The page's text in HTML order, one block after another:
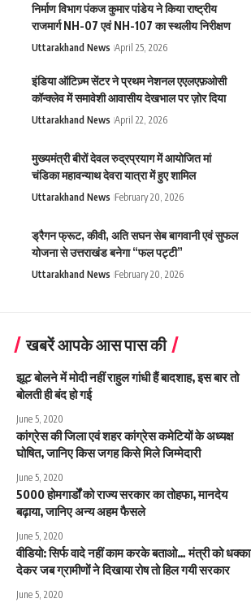
निर्माण विभाग पंकज कुमार पांडेय ने किया राष्ट्रीय
राजमार्ग NH-07 एवं NH-107 का स्थलीय निरीक्षण
Uttarakhand News April 25, 2026
इंडिया ऑटिज़्म सेंटर ने प्रथम नेशनल एएलएफ़ओसी
कॉन्क्लेव में समावेशी आवासीय देखभाल पर ज़ोर दिया
Uttarakhand News April 22, 2026
मुख्यमंत्री बीरों देवल रुद्रप्रयाग में आयोजित मां
चंडिका महावन्याथ देवरा यात्रा में हुए शामिल
Uttarakhand News February 20, 2026
ड्रैगन फ्रूट, कीवी, अति सघन सेब बागवानी एवं सुफल
योजना से उत्तराखंड बनेगा “फल पट्टी”
Uttarakhand News February 20, 2026
खबरें आपके आस पास की
झूट बोलने में मोदी नहीं राहुल गांधी हैं बादशाह, इस बार तो
बोलती ही बंद हो गई
June 5, 2020
कांग्रेस की जिला एवं शहर कांग्रेस कमेटियों के अध्यक्ष
घोषित, जानिए किस जगह किसे मिले जिम्मेदारी
June 5, 2020
5000 होमगार्डों को राज्य सरकार का तोहफा, मानदेय
बढ़ाया, जानिए अन्य अहम फैसले
June 5, 2020
वीडियो: सिर्फ वादे नहीं काम करके बताओ… मंत्री को धक्का
देकर जब ग्रामीणों ने दिखाया रोष तो हिल गयी सरकार
June 5, 2020